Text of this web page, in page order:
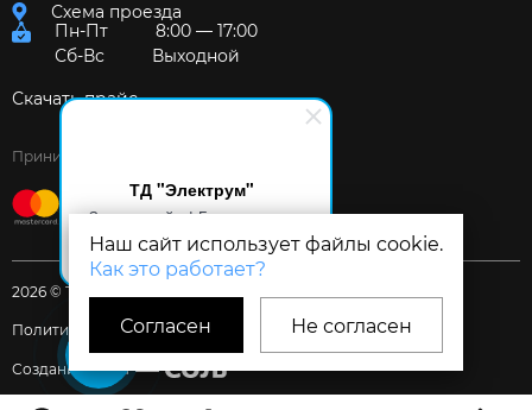
ТД "Электрум"
Здравствуйте! Готов помочь
вам. Напишите мне, если у
вас появятся вопросы.
Наш сайт использует файлы cookie.
Как это работает?
Согласен Не согласен
Схема проезда
Пн-Пт
8:00 — 17:00
Сб-Вс
Выходной
Скачать прайс
Принимаем к оплате:
2026 © Торговый дом «Электрум»
Политика и Согласия
Создание сайта